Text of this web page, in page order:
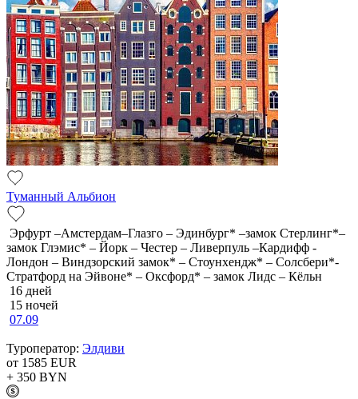
Туманный Альбион
Эрфурт –Амстердам–Глазго – Эдинбург* –замок Стерлинг*–
замок Глэмис* – Йорк – Честер – Ливерпуль –Кардифф -
Лондон – Виндзорский замок* – Стоунхендж* – Солсбери*-
Стратфорд на Эйвоне* – Оксфорд* – замок Лидс – Кёльн
16 дней
15 ночей
07.09
Туроператор: Элдиви
от 1585 EUR
+ 350 BYN